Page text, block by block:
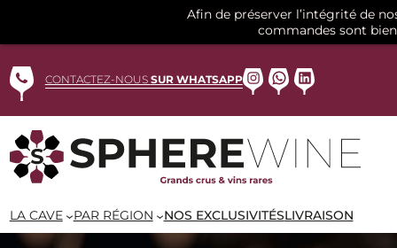
au
contenuCONTACTEZ-NOUS SUR WHATSAPPInstagram
WhatsApp
LinkedIn
LA CAVE PAR RÉGION NOS EXCLUSIVITÉSLIVRAISON
Afin de préserver l’intégrité de
commandes sont